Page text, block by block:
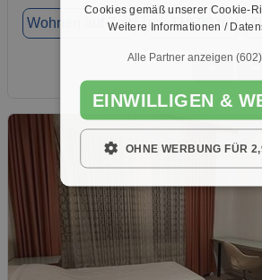
Wohnen auf Zeit ca. 110,00 m²
Cookies gemäß unserer Cookie-
Weitere Informationen /
Alle Partner anzeigen
EINWILLIGEN &
OHNE WERBUNG FÜR